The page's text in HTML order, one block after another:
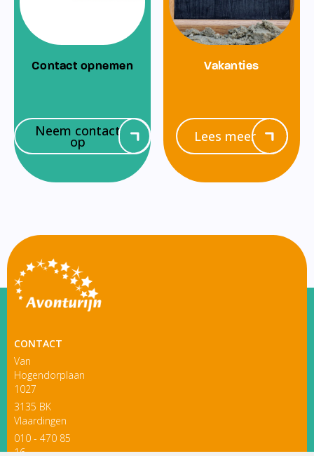
Contact opnemen
Neem contact
op
Vakanties
Lees meer
CONTACT
Van
Hogendorplaan
1027
3135 BK
Vlaardingen
010 - 470 85
16